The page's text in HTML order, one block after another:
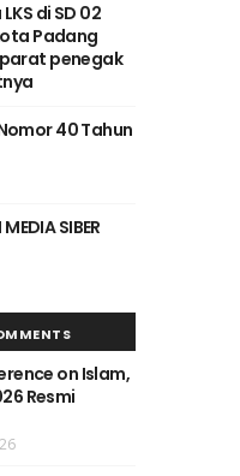
di SD 02
Padang
penegak
40 Tahun
SIBER
on Islam,
Resmi